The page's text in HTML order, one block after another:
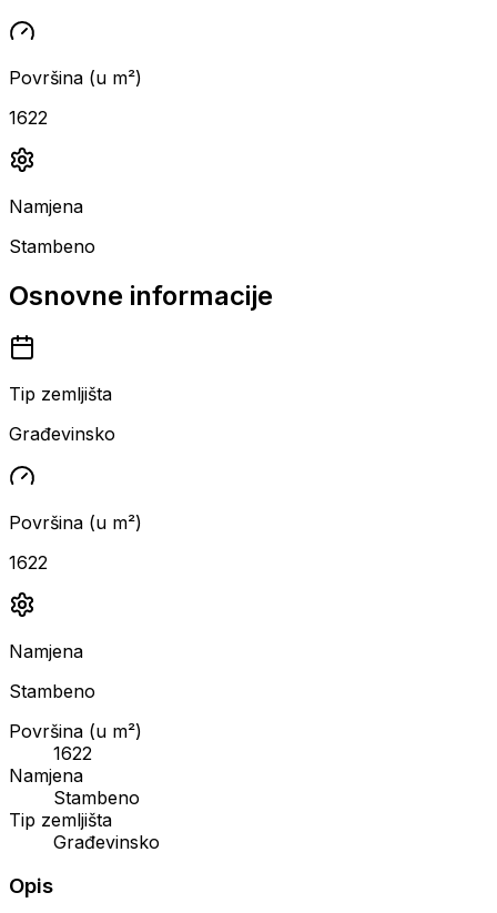
Površina (u m²)
1622
Namjena
Stambeno
Osnovne informacije
Tip zemljišta
Građevinsko
Površina (u m²)
1622
Namjena
Stambeno
Površina (u m²)
1622
Namjena
Stambeno
Tip zemljišta
Građevinsko
Opis